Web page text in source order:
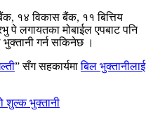
१४ विकास बैंक, ११ बित्तिय
लगायतका मोबाईल एपबाट पनि
गर्न सकिनेछ ।
” सँग सहकार्यमाबिल भुक्तानीलाई
शुल्क भुक्तानी